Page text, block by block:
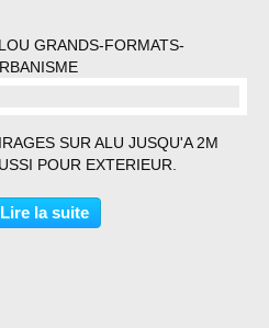
GRANDS-FORMATS-
SUR ALU JUSQU'A 2M
POUR EXTERIEUR.
Lire la suite